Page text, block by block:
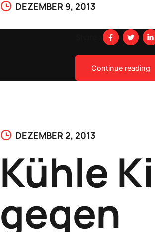
DEZEMBER 9, 2013
Continue reading
DEZEMBER 2, 2013
Kühle
gegen